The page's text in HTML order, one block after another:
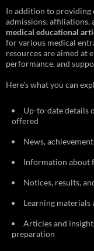
In addition to providing
admissions, affiliations,
medical educational
for various medical
resources are aimed at
performance, and
Here’s what you can
Up-to-date details
offered
News,
Information about
Notices, results,
Learning materials
Articles and
preparation